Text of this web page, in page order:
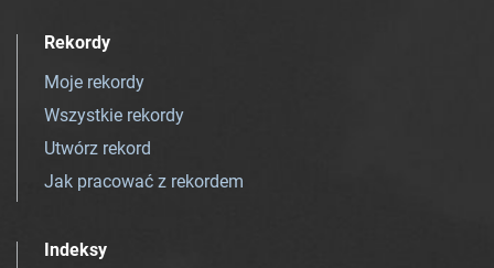
Rekordy
Moje rekordy
Wszystkie rekordy
Utwórz rekord
Jak pracować z rekordem
Indeksy